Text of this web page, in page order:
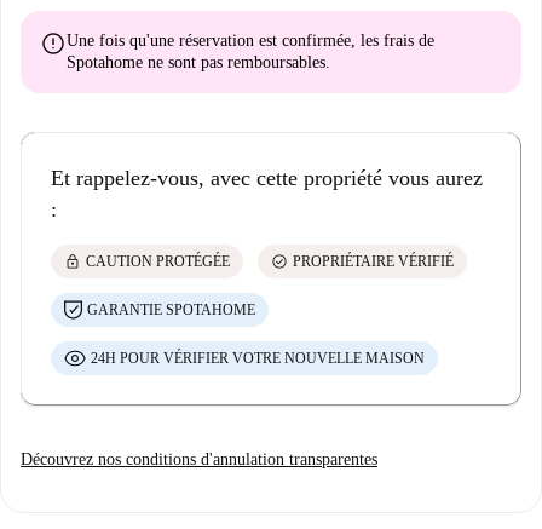
errorUne fois qu'une réservation est confirmée, les frais de
Spotahome ne sont pas remboursables
Et rappelez-vous, avec cette propriété vous aurez
:
lock CAUTION PROTÉGÉE check_circle PROPRIÉTAIRE VÉRIFIÉ
GARANTIE SPOTAHOME
24H POUR VÉRIFIER VOTRE NOUVELLE MAISON
Découvrez nos conditions d'annulation transparentes